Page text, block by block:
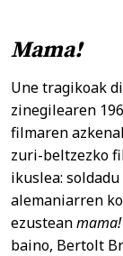
Mama!
Une tragikoak
zinegilearen
filmaren
zuri-beltzezko
ikuslea:
alemaniarren
ezusteanmama!
baino, Bertolt